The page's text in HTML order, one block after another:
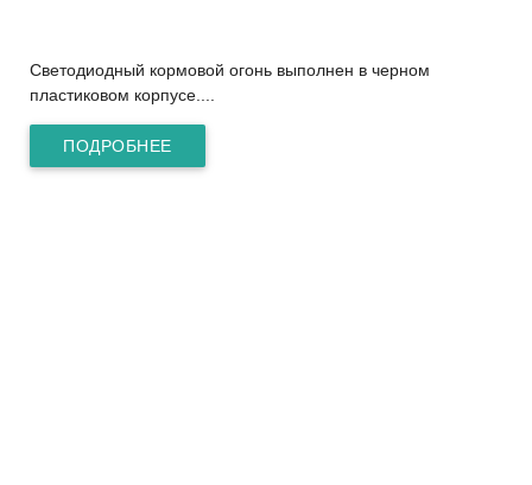
Светодиодный кормовой огонь выполнен в черном
пластиковом корпусе....
ПОДРОБНЕЕ